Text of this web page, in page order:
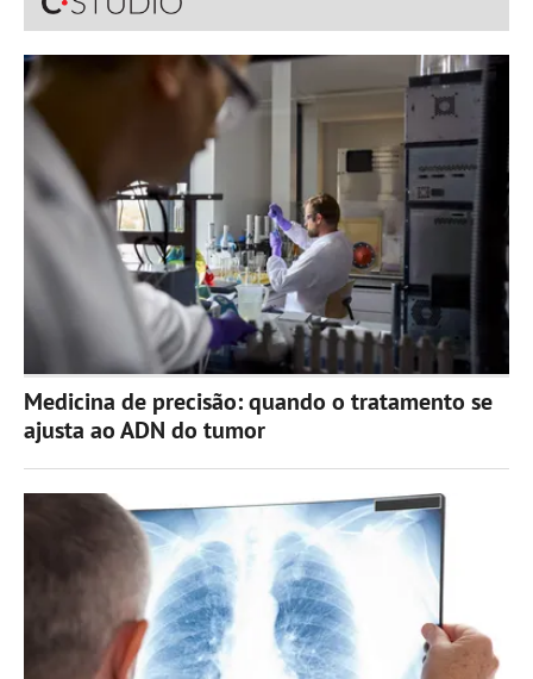
Medicina de precisão: quando o tratamento se
ajusta ao ADN do tumor